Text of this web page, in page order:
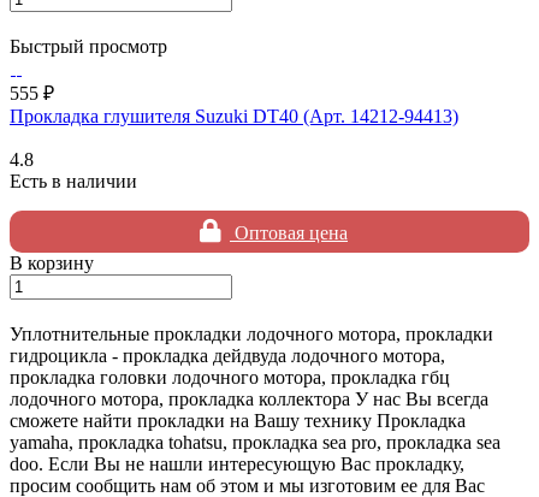
Быстрый просмотр
555 ₽
Прокладка глушителя Suzuki DT40 (Арт. 14212-94413)
4.8
Есть в наличии
Оптовая цена
В корзину
Уплотнительные прокладки лодочного мотора, прокладки
гидроцикла - прокладка дейдвуда лодочного мотора,
прокладка головки лодочного мотора, прокладка гбц
лодочного мотора, прокладка коллектора У нас Вы всегда
сможете найти прокладки на Вашу технику Прокладка
yamaha, прокладка tohatsu, прокладка sea pro, прокладка sea
doo. Если Вы не нашли интересующую Вас прокладку,
просим сообщить нам об этом и мы изготовим ее для Вас